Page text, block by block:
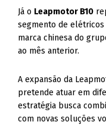
Já o Leapmotor B10
segmento de elétricos
marca chinesa do
ao mês anterior.
A expansão da
pretende atuar em
estratégia busca
com novas soluções